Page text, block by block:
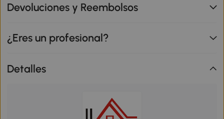
Devoluciones y Reembolsos
¿Eres un profesional?
Detalles